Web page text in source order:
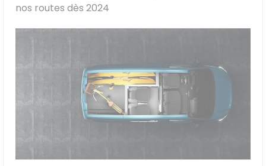
nos routes dès 2024